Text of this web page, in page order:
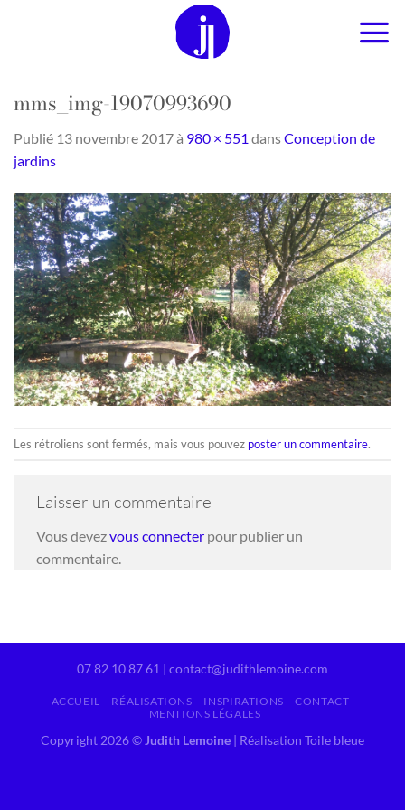
mms_img-19070993690
Publié 13 novembre 2017à 980 × 551 dansConception de
jardins
Les rétroliens sont fermés, mais vous pouvez poster un commentaire.
Laisser un commentaire
Vous devezvous connecter pour publier un
commentaire.
07 82 10 87 61 | contact@judithlemoine.com
ACCUEIL RÉALISATIONS – INSPIRATIONS
CONTACT
MENTIONS LÉGALES
Copyright 2026 © Judith Lemoine | Réalisation Toile bleue